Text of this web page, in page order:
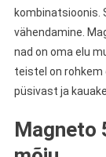
kombinatsioonis.
vähendamine.
nad on oma elu
teistel on rohkem
püsivast ja
Magneto